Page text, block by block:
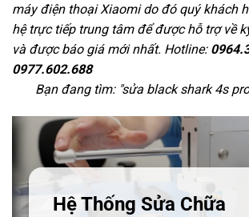
máy điện thoại Xiaomi do đó quý khách
hệ trực tiếp trung tâm để được hỗ trợ về
và được báo giá mới nhất. Hotline:
0977.602.688
Bạn đang tìm: "sửa black shark 4s
Hệ Thống Sửa Chữa